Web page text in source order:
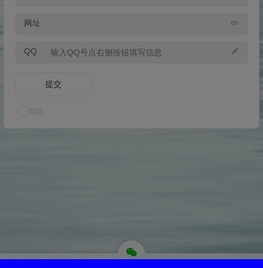
网址
QQ